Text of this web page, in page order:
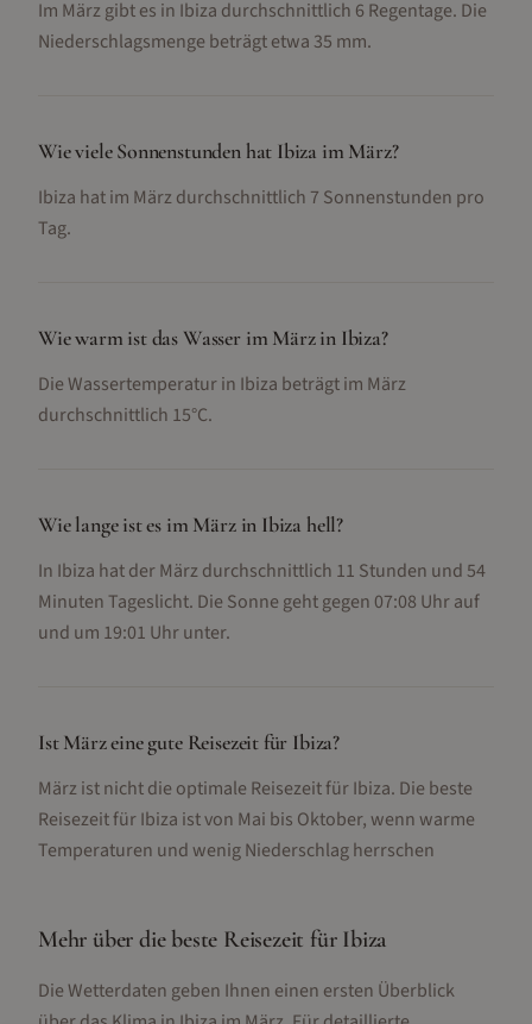
Im März gibt es in Ibiza durchschnittlich 6 Regentage. Die
Niederschlagsmenge beträgt etwa 35 mm.
Wie viele Sonnenstunden hat Ibiza im März?
Ibiza hat im März durchschnittlich 7 Sonnenstunden pro
Tag.
Wie warm ist das Wasser im März in Ibiza?
Die Wassertemperatur in Ibiza beträgt im März
durchschnittlich 15°C.
Wie lange ist es im März in Ibiza hell?
In Ibiza hat der März durchschnittlich 11 Stunden und 54
Minuten Tageslicht. Die Sonne geht gegen 07:08 Uhr auf
und um 19:01 Uhr unter.
Ist März eine gute Reisezeit für Ibiza?
März ist nicht die optimale Reisezeit für Ibiza. Die beste
Reisezeit für Ibiza ist von Mai bis Oktober, wenn warme
Temperaturen und wenig Niederschlag herrschen
Mehr über die beste Reisezeit für Ibiza
Die Wetterdaten geben Ihnen einen ersten Überblick